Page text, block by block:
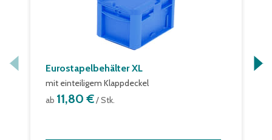
Eurostapelbehälter XL
mit einteiligem Klappdeckel
ab 11,80 €/ Stk.